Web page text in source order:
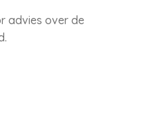
advies over de